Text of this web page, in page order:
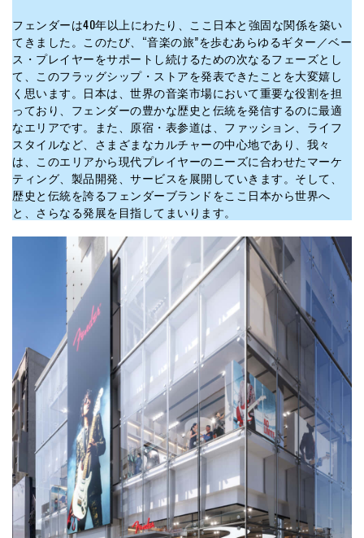
フェンダーは40年以上にわたり、ここ日本と強固な関係を築い
てきました。このたび、“音楽の旅”を歩むあらゆるギター／ベー
ス・プレイヤーをサポートし続けるための次なるフェーズとし
て、このフラッグシップ・ストアを発表できたことを大変嬉し
く思います。日本は、世界の音楽市場において重要な役割を担
っており、フェンダーの豊かな歴史と伝統を発信するのに最適
なエリアです。また、原宿・表参道は、ファッション、ライフ
スタイルなど、さまざまなカルチャーの中心地であり、我々
は、このエリアから現代プレイヤーのニーズに合わせたマーケ
ティング、製品開発、サービスを展開していきます。そして、
歴史と伝統を誇るフェンダーブランドをここ日本から世界へ
と、さらなる発展を目指してまいります。